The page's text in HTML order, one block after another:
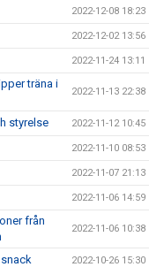
2022-12-08 18:23
2022-12-02 13:56
2022-11-24 13:11
träna i
2022-11-13 22:38
styrelse 2022-11-12 10:45
2022-11-10 08:53
2022-11-07 21:13
2022-11-06 14:59
från
2022-11-06 10:38
2022-10-26 15:30